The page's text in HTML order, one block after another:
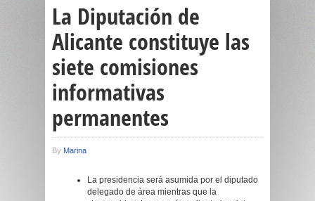
La Diputación de
Alicante constituye las
siete comisiones
informativas
permanentes
By Marina
La presidencia será asumida por el diputado
delegado de área mientras que la